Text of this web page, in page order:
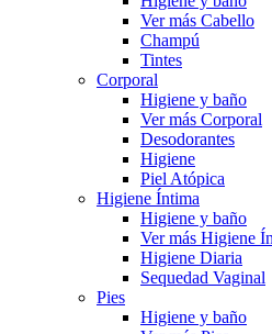
Ver más Cabello
Champú
Tintes
Corporal
Higiene y baño
Ver más Corporal
Desodorantes
Higiene
Piel Atópica
Higiene Íntima
Higiene y baño
Ver más Higiene
Higiene Diaria
Sequedad Vaginal
Pies
Higiene y baño